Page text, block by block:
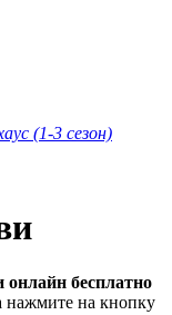
(1-3 сезон)
бесплатно
нажмите на кнопку